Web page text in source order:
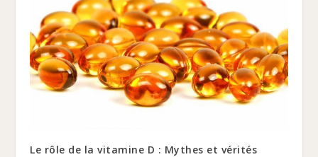
Le rôle de la vitamine D : Mythes et vérités